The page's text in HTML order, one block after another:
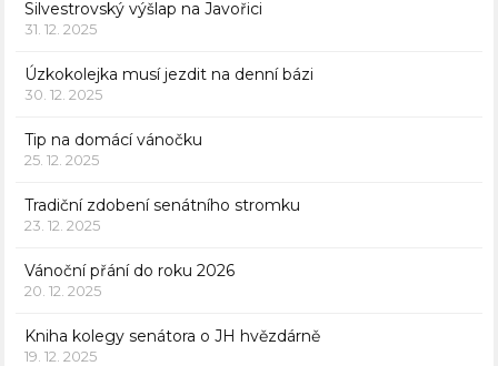
Silvestrovský výšlap na Javořici
31. 12. 2025
Úzkokolejka musí jezdit na denní bázi
30. 12. 2025
Tip na domácí vánočku
25. 12. 2025
Tradiční zdobení senátního stromku
23. 12. 2025
Vánoční přání do roku 2026
20. 12. 2025
Kniha kolegy senátora o JH hvězdárně
19. 12. 2025